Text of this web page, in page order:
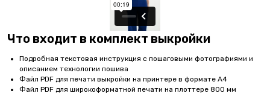
Что входит в комплект выкройки
Подробная текстовая инструкция с пошаговыми фотографиями и
описанием технологии пошива
Файл PDF для печати выкройки на принтере в формате А4
Файл PDF для широкоформатной печати на плоттере 800 мм